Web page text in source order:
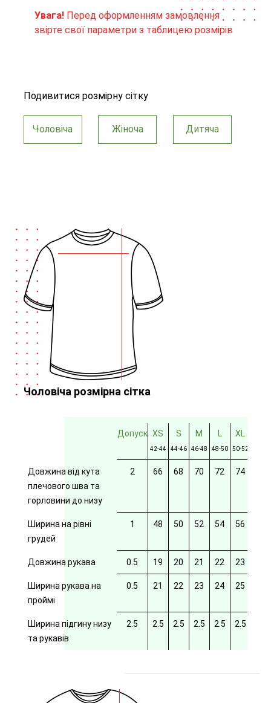
Увага! Перед оформленням замовлення
звірте свої параметри з таблицею розмірів
Подивитися розмірну сітку
Чоловіча Жіноча Дитяча
Чоловіча розмірна сітка
Допуск XS
42-44
S
44-46
M
46-48
L
48-50
XL
50-52
Довжина від кута
плечового шва та
горловини до низу
2 66 68 70 72 74
Ширина на рівні
грудей
1 48 50 52 54 56
Довжина рукава 0.5 19 20 21 22 23
Ширина рукава на
проймі
0.5 21 22 23 24 25
Ширина підгину низу
та рукавів
2.5 2.5 2.5 2.5 2.5 2.5